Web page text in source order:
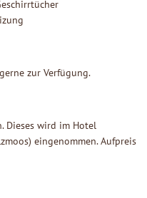
zur Verfügung.
Dieses wird im Hotel
eingenommen. Aufpreis